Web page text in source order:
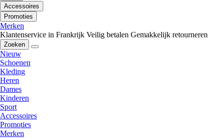
Accessoires
Promoties
Merken
Klantenservice in Frankrijk Veilig betalen Gemakkelijk retourneren
Zoeken
Nieuw
Schoenen
Kleding
Heren
Dames
Kinderen
Sport
Accessoires
Promoties
Merken